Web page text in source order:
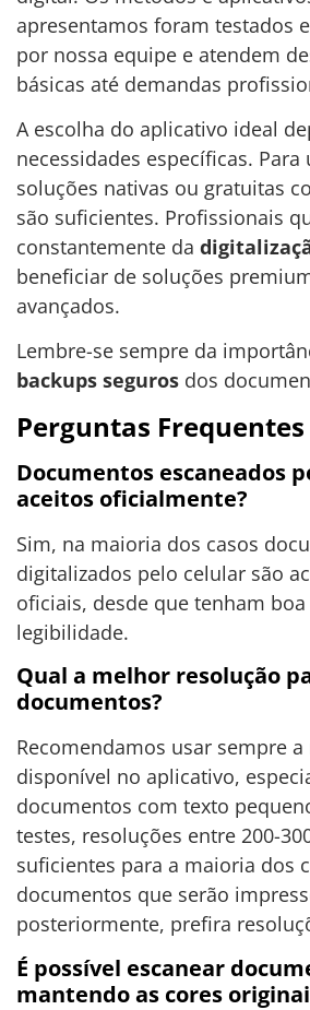
apresentamos foram testados
por nossa equipe e atendem
básicas até demandas
A escolha do aplicativo ideal
necessidades específicas. Para
soluções nativas ou gratuitas
são suficientes. Profissionais
constantemente da
beneficiar de soluções
avançados.
Lembre-se sempre da
backups seguros dos
Perguntas Frequentes
Documentos escaneados
aceitos oficialmente?
Sim, na maioria dos casos
digitalizados pelo celular são
oficiais, desde que tenham
legibilidade.
Qual a melhor resolução
documentos?
Recomendamos usar sempre
disponível no aplicativo,
documentos com texto
testes, resoluções entre 200-
suficientes para a maioria dos
documentos que serão
posteriormente, prefira
É possível escanear
mantendo as cores